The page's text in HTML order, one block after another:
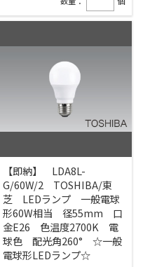
【即納】 LDA8L-
G/60W/2 TOSHIBA/東
芝 LEDランプ 一般電球
形60W相当 径55mm 口
金E26 色温度2700K 電
球色 配光角260° ☆一般
電球形LEDランプ☆